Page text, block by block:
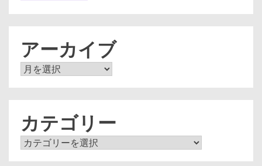
アーカイブ
ア
カテゴリー
カ